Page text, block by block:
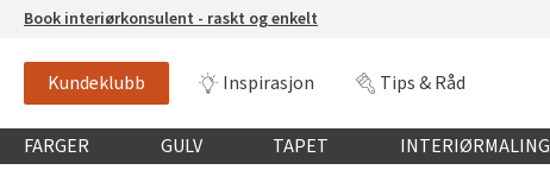
Book interiørkonsulent - raskt og enkelt
Kundeklubb Inspirasjon Tips & Råd
Globalnavigasjon mobil
FARGER GULV TAPET INTERIØRMALING